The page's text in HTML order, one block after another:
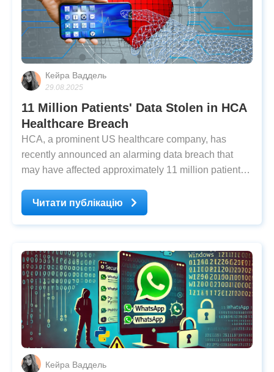
Кейра Ваддель
29.08.2025
11 Million Patients' Data Stolen in HCA
Healthcare Breach
HCA, a prominent US healthcare company, has
recently announced an alarming data breach that
may have affected approximately 11 million patients.
cybercriminal posted a message on a well-known
cybercrime forum asserting possession of the pilfered
Читати публікацію
Кейра Ваддель